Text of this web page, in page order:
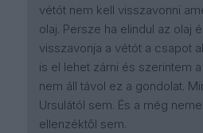
vétót nem kell visszavonni
olaj. Persze ha elindul az olaj
visszavonja a vétót a csapot
is el lehet zárni és szerintem
nem áll távol ez a gondolat.
Ursulától sem. És a még
ellenzéktől sem.